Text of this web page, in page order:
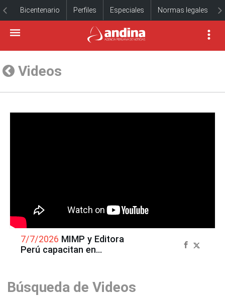
Bicentenario Perfiles Especiales Normas legales
Videos
7/7/2026 MIMP y Editora
Perú capacitan en
Búsqueda de Videos